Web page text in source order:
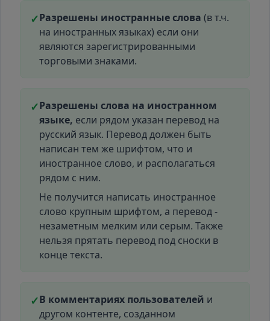
✓Разрешены иностранные слова (в т.ч.
на иностранных языках) если они
являются зарегистрированными
торговыми знаками.
✓Разрешены слова на иностранном
языке, если рядом указан перевод на
русский язык. Перевод должен быть
написан тем же шрифтом, что и
иностранное слово, и располагаться
рядом с ним.
Не получится написать иностранное
слово крупным шрифтом, а перевод -
незаметным мелким или серым. Также
нельзя прятать перевод под сноски в
конце текста.
✓В комментариях пользователей и
другом контенте, созданном